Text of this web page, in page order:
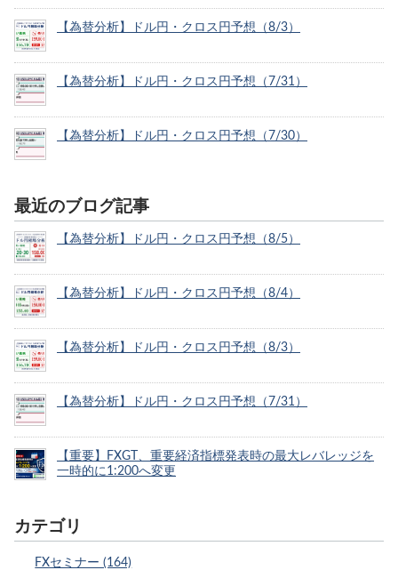
【為替分析】ドル円・クロス円予想（8/3）
【為替分析】ドル円・クロス円予想（7/31）
【為替分析】ドル円・クロス円予想（7/30）
最近のブログ記事
【為替分析】ドル円・クロス円予想（8/5）
【為替分析】ドル円・クロス円予想（8/4）
【為替分析】ドル円・クロス円予想（8/3）
【為替分析】ドル円・クロス円予想（7/31）
【重要】FXGT、重要経済指標発表時の最大レバレッジを
一時的に1:200へ変更
カテゴリ
FXセミナー (164)